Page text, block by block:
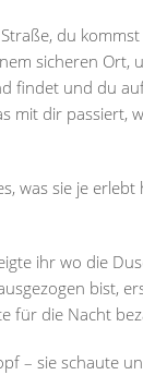
du
sicheren Ort,
findet und du
mit dir passiert,
was sie je
ihr wo die
bist,
für die Nacht
– sie schaute